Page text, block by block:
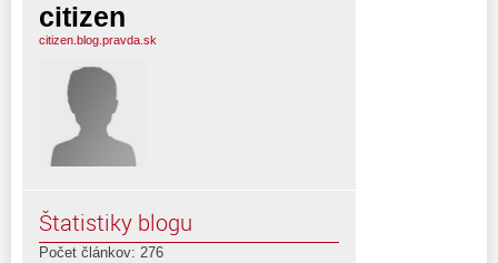
citizen
citizen.blog.pravda.sk
Štatistiky blogu
Počet článkov: 276